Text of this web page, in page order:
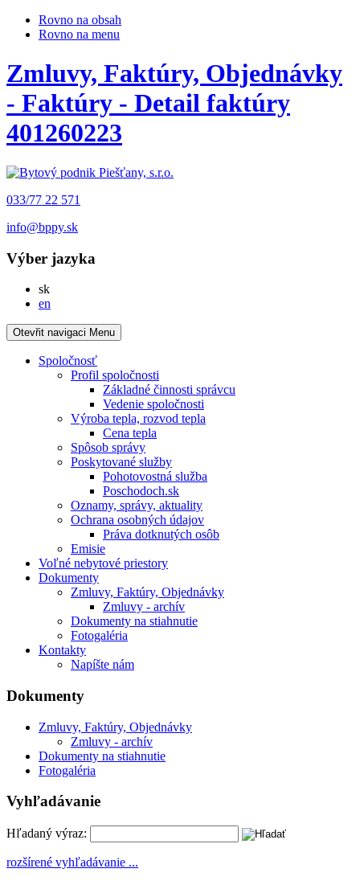
Rovno na obsah
Rovno na menu
Zmluvy, Faktúry, Objednávky
- Faktúry - Detail faktúry
401260223
033/77 22 571
info@bppy.sk
Výber jazyka
skSlovensky
en
Otevřit navigaci Menu
Spoločnosť
Profil spoločnosti
Základné činnosti správcu
Vedenie spoločnosti
Výroba tepla, rozvod tepla
Cena tepla
Spôsob správy
Poskytované služby
Pohotovostná služba
Poschodoch.sk
Oznamy, správy, aktuality
Ochrana osobných údajov
Práva dotknutých osôb
Emisie
Voľné nebytové priestory
Dokumenty
Zmluvy, Faktúry, Objednávky
Zmluvy - archív
Dokumenty na stiahnutie
Fotogaléria
Kontakty
Napíšte nám
Dokumenty
Zmluvy, Faktúry, Objednávky
Zmluvy - archív
Dokumenty na stiahnutie
Fotogaléria
Vyhľadávanie
Hľadaný výraz:
rozšírené vyhľadávanie ...